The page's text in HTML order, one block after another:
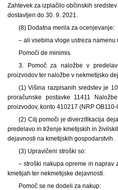
Zahtevek za izplačilo občinskih
dostavljen do 30. 9. 2021.
(8) Dodatna merila za ocenjevanje:
– ali vsebina vloge ustreza namenu
Pomoči de minimis
3. Pomoč za naložbe v
proizvodov ter naložbe v nekmetijsko
(1) Višina razpisanih sredstev je
proračunske postavke 11411
proizvodov, konto 410217 (NRP
(2) Cilj pomoči je diverzifikacija
predelavo in trženje kmetijskih in
dejavnosti na kmetijskih gospodarstvih.
(3) Upravičeni stroški so:
– stroški nakupa opreme in naprav
kmetijah ter nekmetijske dejavnosti.
Pomoč se ne dodeli za nakup: